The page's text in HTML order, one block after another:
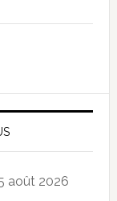
août 2026